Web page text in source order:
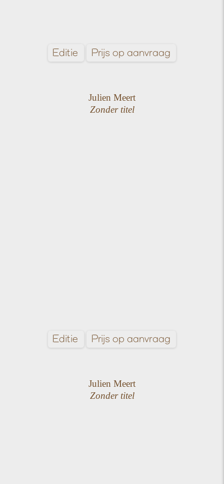
Editie Prijs op aanvraag
Julien Meert
Zonder titel
Editie Prijs op aanvraag
Julien Meert
Zonder titel